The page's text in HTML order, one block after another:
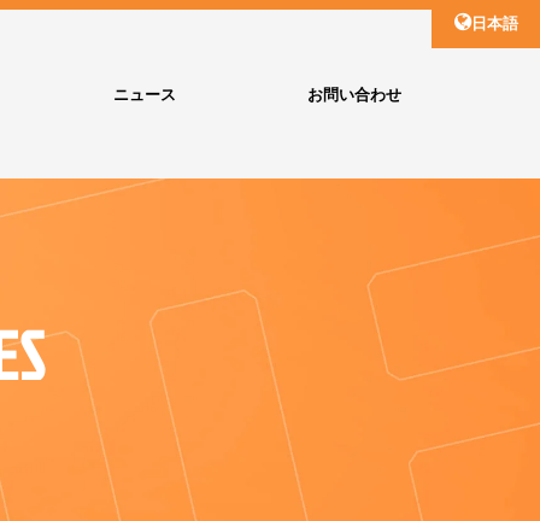
日本語
ニュース お問い合わせ